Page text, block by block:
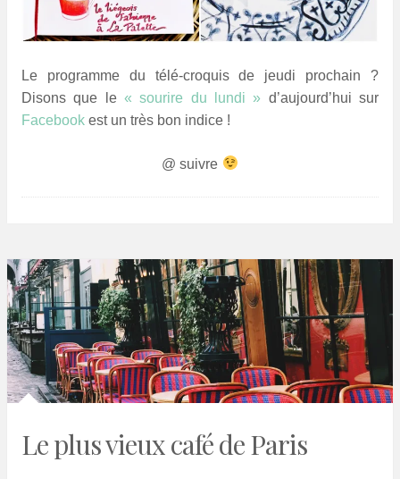
Le programme du télé-croquis de jeudi prochain ?
Disons que le « sourire du lundi » d’aujourd’hui sur
Facebook est un très bon indice !
@ suivre
Le plus vieux café de Paris